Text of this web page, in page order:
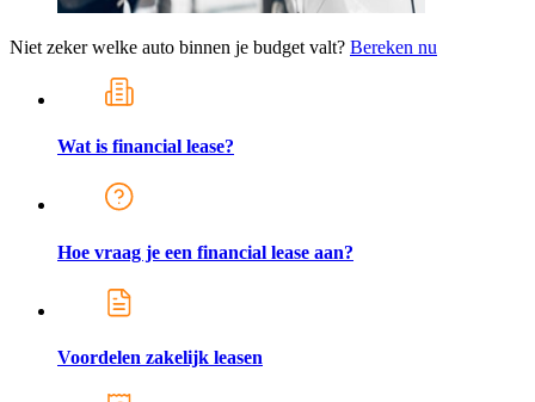
Niet zeker welke auto binnen je budget valt? Bereken nu
Wat is financial lease?
Hoe vraag je een financial lease aan?
Voordelen zakelijk leasen